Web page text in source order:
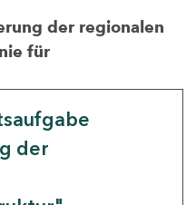
der regionalen
für
der